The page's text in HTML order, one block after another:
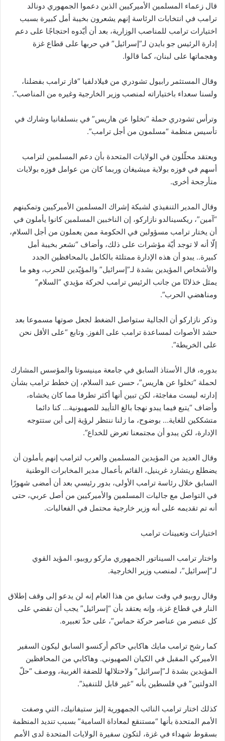
قال زعماء المسلمين الأميركيين الذين دعموا الجمهوري دونالد
ترامب في انتخابات الرئاسة إنهم يشعرون بخيبة أمل كبيرة بسبب
اختيارات ترامب للمناصب الوزارية، بعد أن أيّدوه احتجاجًا على دعم
إدارة الرئيس جو بايدن لـ”إسرائيل” في حربها على قطاع غزة
وهجماتها على لبنان، كما قالوا.
وقال المستثمر رابيول تشودري من فيلادلفيا “فاز ترامب بفضلنا،
ولسنا سعداء باختياراته لمنصب وزير الخارجية وغيره من المناصب”.
وترأس تشودري حملة “تخلوا عن هاريس” في بنسلفانيا وشارك في
تأسيس منظمة “مسلمون من أجل ترامب”.
ويعتقد محلّلون في الولايات المتحدة بأن دعم المسلمين لترامب
أسهم في فوزه بولاية ميشيغان وربما كان من عوامل فوزه بولايات
متأرجحة أخرى.
وقال المدير التنفيذي لشبكة إشراك المسلمين الأميركيين وتمكينهم
“آمين”، ريكسينالدو نازاركو، إن الناخبين المسلمين كانوا يأملون في
أن يختار ترامب مسؤولين في الحكومة ممن يعملون من أجل السلام،
إلّا أنه لا توجد أيّة مؤشرات على ذلك، وأضاف “نشعر بخيبة أمل
كبيرة.. يبدو أن هذه الإدارة ممتلئة بالكامل بالمحافظين الجدد
والأشخاص المؤيدين بشدة لـ”إسرائيل” والمؤيّدين للحرب، وهو ما
يمثل خذلانًا من جانب الرئيس ترامب لحركة مؤيدي “السلام”
ومناهضي الحرب”.
وذكر نازاركو أن الجالية ستواصل الضغط لجعل صوتها مسموعا بعد
حشد الأصوات لمساعدة ترامب على الفوز. وتابع “على الأقل نحن
على الخريطة”.
بدوره، قال الأستاذ السابق في جامعة مينيسوتا والمؤسس المشارك
لحملة “تخلوا عن هاريس”، حسن عبد السلام، إن خطط ترامب بشأن
إدارته ليست مفاجئة، لكن تبين أنها أكثر تطرفا مما كان يخشاه،
وأضاف “يتبع فيما يبدو نهجا بالغ التأييد للصهيونية… كنا دائما
متشككين للغاية… بوضوح، ما زلنا ننتظر لرؤية إلى أين ستتوجه
الإدارة، لكن يبدو أن مجتمعنا تعرض للخداع”.
وقال العديد من المؤيدين المسلمين والعرب لترامب إنهم يأملون أن
يضطلع ريتشارد غرينيل، القائم بأعمال مدير المخابرات الوطنية
السابق خلال رئاسة ترامب الأولى، بدور رئيسي بعد أن أمضى شهورًا
في التواصل مع جاليات المسلمين والأميركيين من أصل عربي، حتى
أنه تم تقديمه على أنه وزير خارجية محتمل في الفعاليات.
اختيارات وتعيينات ترامب
واختار ترامب السيناتور الجمهوري ماركو روبيو، المؤيد القوي
لـ”إسرائيل”، لمنصب وزير الخارجية.
وقال روبيو في وقت سابق من هذا العام إنه لن يدعو إلى وقف إطلاق
النار في قطاع غزة، وإنه يعتقد بأن “إسرائيل” يجب أن تقضي على
كل عنصر من عناصر حركة حماس”، على حدّ تعبيره.
كما رشح ترامب مايك هاكابي حاكم أركنسو السابق ليكون السفير
الأميركي المقبل في الكيان الصهيوني. وهاكابي من المحافظين
المؤيدين بشدة لـ”إسرائيل” ولاحتلالها للضفة الغربية، ووصف “حلّ
الدولتين” في فلسطين بأنه “غير قابل للتنفيذ”.
كذلك اختار ترامب النائب الجمهورية إليز ستيفانيك، التي وصفت
الأمم المتحدة بأنها “مستنقع لمعاداة السامية” بسبب تنديد المنظمة
بسقوط شهداء في غزة، لتكون سفيرة الولايات المتحدة لدى الأمم